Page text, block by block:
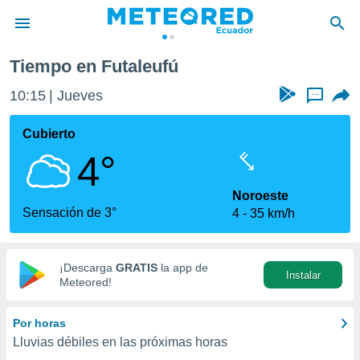
de
ha
que se
calidad.
a este
las
y
digital
basada
Tiempo en Futaleufú
10:15 Jueves ...
Cubierto
4°
Sensación de 3°
Noroeste
4
35 km/h
¡Descarga GRATIS la app de
Meteored!
Instalar
Por horas
Lluvias débiles en las próximas horas